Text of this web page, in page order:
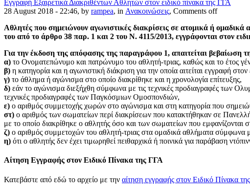
Εγγραφή Εξαιρετικά Διακριθέντων Αθλητών στον ειδικό πίνακα της ΓΓΑ
28 August 2018 - 22:46, by rampea, in Ανακοινώσεις, Comments off
Αθλητές που σημειώνουν αγωνιστικές διακρίσεις σε ατομικά ή
του από το άρθρο 38 παρ. 1 και 2 του Ν. 4115/2013, εγγράφονται στον
Για την έκδοση της απόφασης της παραγράφου 1, απαιτείται βεβαίωση
α) το Ονοματεπώνυμο και πατρώνυμο του αθλητή-τριας, καθώς και το έτος
β) η κατηγορία και η αγωνιστική διάκριση για την οποία αιτείται εγγραφή
γ) το άθλημα ή αγώνισμα στο οποίο διακρίθηκε και η χρονολογία επίτευξης,
δ) εάν το αγώνισμα διεξήχθη σύμφωνα με τις τεχνικές προδιαγραφές των
τεχνικές προδιαγραφές των Παγκόσμιων Ομοσπονδιών,
ε) ο αριθμός συμμετοχής χωρών στο αγώνισμα και στη κατηγορία που
στ) ο αριθμός των σωματείων περί διακρίσεων που κατακτήθηκαν σε
με το οποίο διακρίθηκε ο αθλητής όσο και των σωματείων που εμφανίζονται
ζ) ο αριθμός συμμετοχών του αθλητή-τριας στα ομαδικά αθλήματα σύμφωνα με
η) ότι ο αθλητής δεν έχει τιμωρηθεί πειθαρχικά ή ποινικά για παράβαση
Αίτηση Εγγραφής στον Ειδικό Πίνακα της ΓΓΑ
Κατεβάστε από εδώ το αρχείο με την αίτηση εγγραφής στον Ειδικό Πίνακα